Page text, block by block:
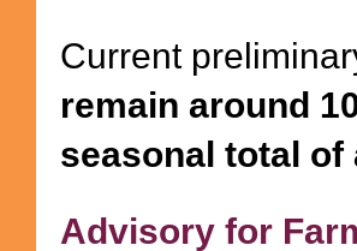
Current
remain around
seasonal total of
Advisory for